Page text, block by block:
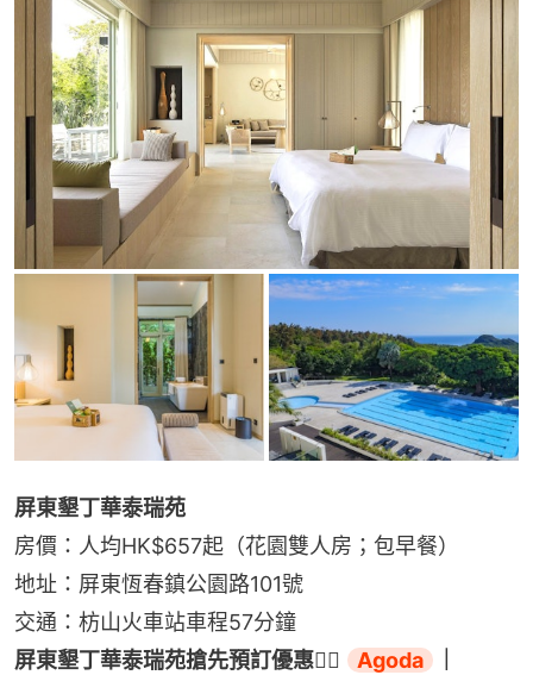
屏東墾丁華泰瑞苑
房價：人均HK$657起（花園雙人房；包早餐）
地址：屏東恆春鎮公園路101號
交通：枋山火車站車程57分鐘
屏東墾丁華泰瑞苑搶先預訂優惠👉🏻
Agoda